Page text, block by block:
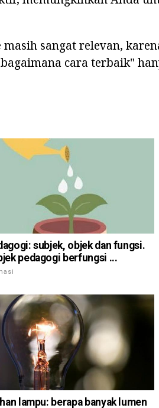
sangat relevan,
cara terbaik"
subjek, objek dan fungsi.
pedagogi berfungsi ...
lampu: berapa banyak lumen